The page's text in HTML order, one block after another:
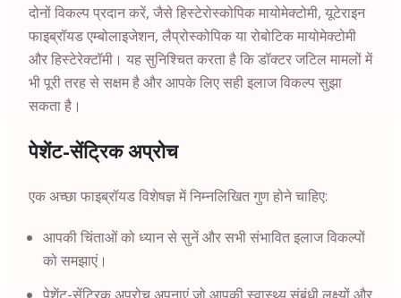
दोनों विकल्प प्रदान करें, जैसे हिस्टेरोस्कोपिक मायोमेक्टोमी, यूटेराइन
फाइब्रॉयड एम्बोलाइजेशन, लैप्रोस्कोपिक या रोबोटिक मायोमेक्टोमी
और हिस्टेरेक्टॉमी। यह सुनिश्चित करता है कि डॉक्टर जटिल मामलों में
भी पूरी तरह से सक्षम है और आपके लिए सही इलाज विकल्प सुझा
सकता है।
पेशेंट-सेंट्रिक अप्रोच
एक अच्छा फाइब्रॉयड विशेषज्ञ में निम्नलिखित गुण होने चाहिए:
आपकी चिंताओं को ध्यान से सुनें और सभी संभावित इलाज विकल्पों
को समझाएं।